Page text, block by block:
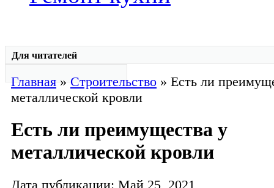
Для читателей
Главная»Строительство » Есть ли
металлической кровли
Есть ли преимущества у
металлической кровли
Дата публикации: Май 25, 2021